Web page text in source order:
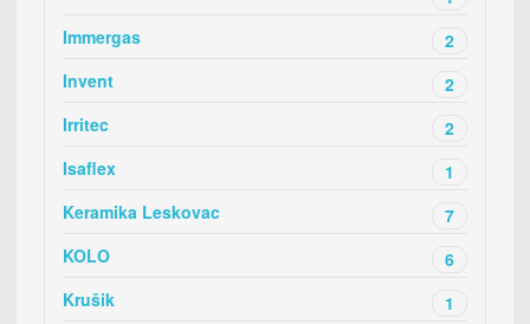
Immergas
2
Invent
2
Irritec
2
Isaflex
1
Keramika Leskovac
7
KOLO
6
Krušik
1